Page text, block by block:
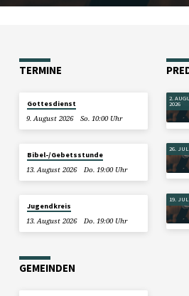
TERMINE
Gottesdienst
9. August 2026
So. 10:00 Uhr
Bibel-/Gebetsstunde
13. August 2026
Do. 19:00 Uhr
Jugendkreis
13. August 2026
Do. 19:00 Uhr
2.
2026
26.
19.
GEMEINDEN